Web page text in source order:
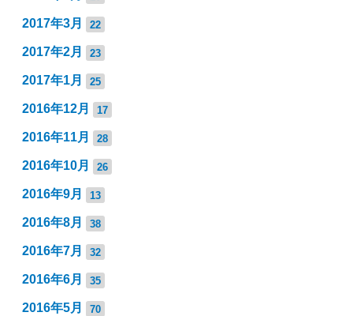
2017年3月 22
2017年2月 23
2017年1月 25
2016年12月 17
2016年11月 28
2016年10月 26
2016年9月 13
2016年8月 38
2016年7月 32
2016年6月 35
2016年5月 70